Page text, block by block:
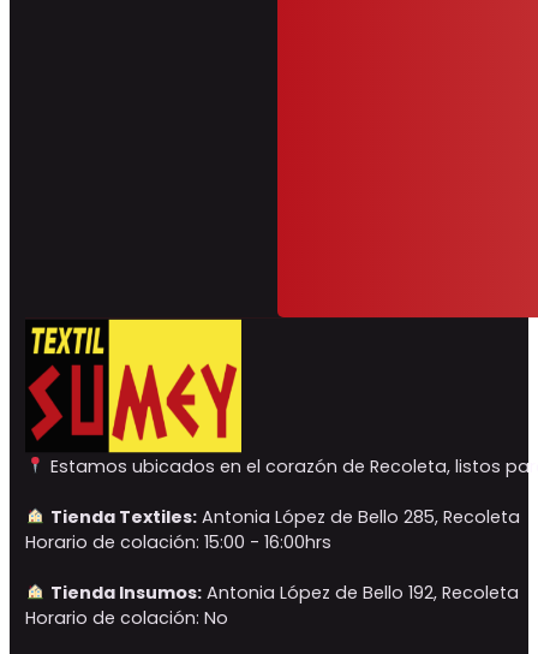
Estamos ubicados en el corazón de Recoleta, listos
Tienda Textiles:Antonia López de Bello 285, Recoleta
Horario de colación: 15:00 - 16:00hrs
Tienda Insumos:Antonia López de Bello 192, Recoleta
Horario de colación: No